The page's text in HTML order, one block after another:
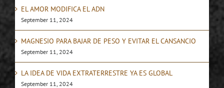
EL AMOR MODIFICA EL ADN
September 11, 2024
MAGNESIO PARA BAJAR DE PESO Y EVITAR EL CANSANCIO
September 11, 2024
LA IDEA DE VIDA EXTRATERRESTRE YA ES GLOBAL
September 11, 2024